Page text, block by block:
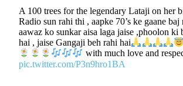
A 100 trees for the legendary Lataji on her
Radio sun rahi thi , aapke 70’s ke gaane baj
aawaz ko sunkar aisa laga jaise ,phoolon ki
hai , jaise Gangaji beh rahi hai
with much love and
pic.twitter.com/P3n9hro1BA